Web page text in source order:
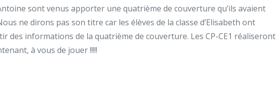
sont venus apporter une quatrième de couverture qu’ils avaient
ne dirons pas son titre car les élèves de la classe d’Elisabeth ont
des informations de la quatrième de couverture. Les CP-CE1 réaliseront
à vous de jouer !!!!!